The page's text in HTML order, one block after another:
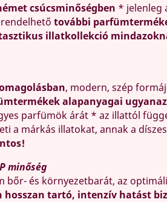
csúcsminőségben * jelenleg
további
illatkollekció
, modern, szép
alapanyagai
parfümök árát * az illattól
a márkás illatokat, annak a
minőség
bőr- és környezetbarát, az
tartó, intenzív hatást